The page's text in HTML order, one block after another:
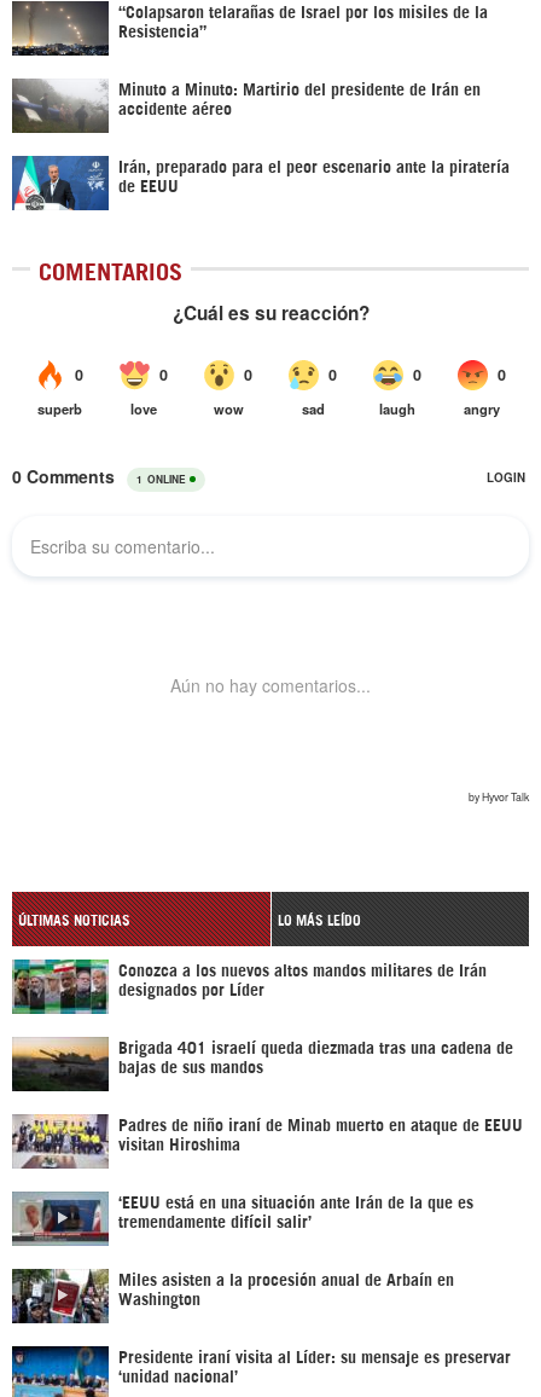
“Colapsaron telarañas de Israel por los misiles de la
Resistencia”
Minuto a Minuto: Martirio del presidente de Irán en
accidente aéreo
Irán, preparado para el peor escenario ante la piratería
de EEUU
COMENTARIOS
ÚLTIMAS NOTICIAS LO MÁS LEÍDO
Conozca a los nuevos altos mandos militares de Irán
designados por Líder
Brigada 401 israelí queda diezmada tras una cadena de
bajas de sus mandos
Padres de niño iraní de Minab muerto en ataque de EEUU
visitan Hiroshima
‘EEUU está en una situación ante Irán de la que es
tremendamente difícil salir’
Miles asisten a la procesión anual de Arbaín en
Washington
Presidente iraní visita al Líder: su mensaje es preservar
‘unidad nacional’